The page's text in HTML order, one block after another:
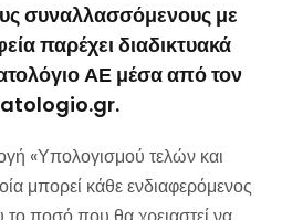
συναλλασσόμενους με
παρέχει διαδικτυακά
ΑΕ μέσα από τον
«Υπολογισμού τελών και
μπορεί κάθε ενδιαφερόμενος